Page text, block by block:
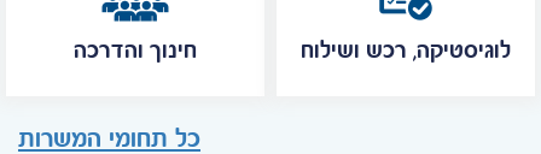
חינוך והדרכה לוגיסטיקה, רכש ושילוח
כל תחומי המשרות